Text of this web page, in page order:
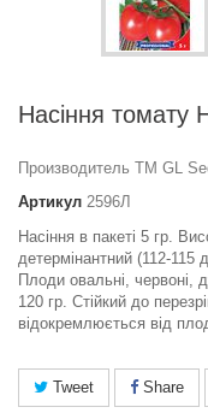
Насіння томату
Производитель ТМ GL
Артикул 2596Л
Насіння в пакеті 5 гр.
детермінантний (112-115
Плоди овальні, червоні,
120 гр. Стійкий до
відокремлюється від
Tweet Share